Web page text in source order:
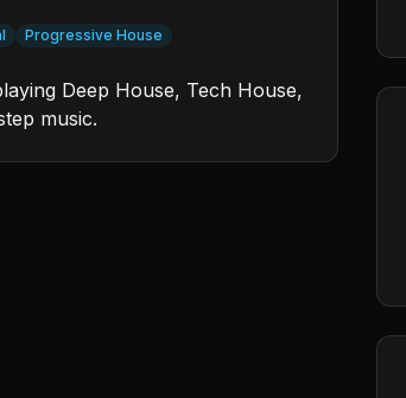
Progressive House
Deep House, Tech House,
music.